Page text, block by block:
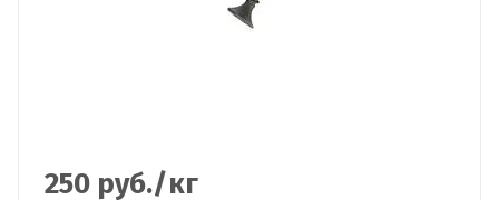
250 руб./кг